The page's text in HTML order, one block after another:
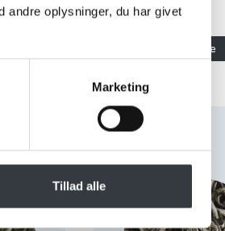
andre oplysninger, du har givet
Marketing
Tillad alle
1 x 500 g
Se mere
100gram Grøn te, China Jasmin